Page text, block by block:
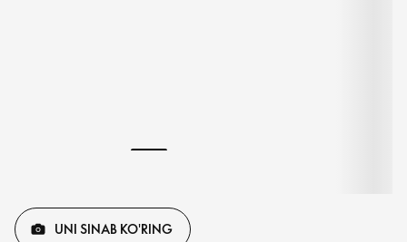
UNI SINAB KO'RING